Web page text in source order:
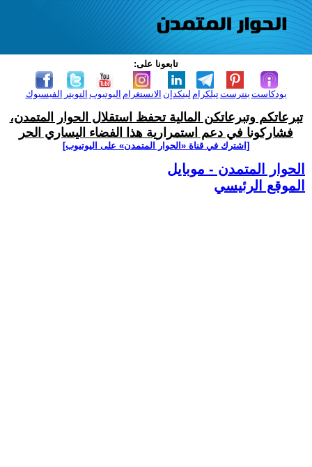
تابعونا على:
الفيسبوك التويتر اليوتيوب الانستغرام لينكدإن تيلكرامبنترست بودكاست
تبرعاتكم وتبرعاتكن المالية تحفظ استقلال الحوار المتمدن،
فشاركونا في دعم استمرارية هذا الفضاء اليساري الحر
[اشترك في قناة ‫«الحوار المتمدن» على اليوتيوب]
الحوار المتمدن - موبايل
الموقع الرئيسي